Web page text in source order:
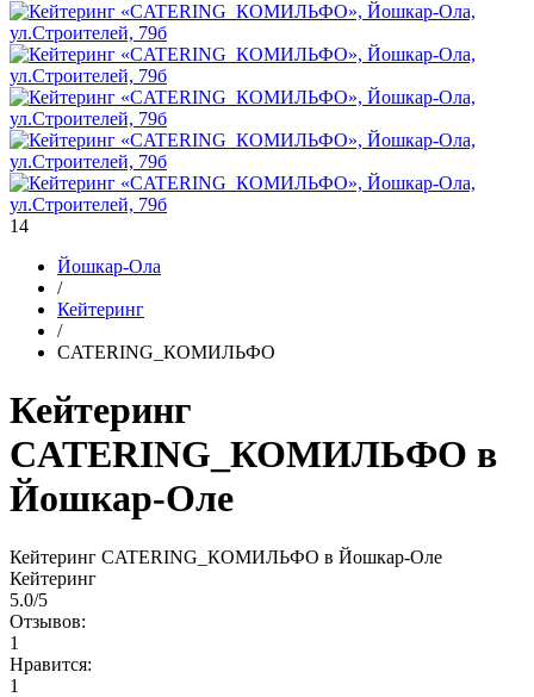
14
Йошкар-Ола
/
Кейтеринг
/
CATERING_КОМИЛЬФО
Кейтеринг
CATERING_КОМИЛЬФО в
Йошкар-Оле
Кейтеринг CATERING_КОМИЛЬФО в Йошкар-Оле
Кейтеринг
5.0/5
Отзывов:
1
Нравится:
1